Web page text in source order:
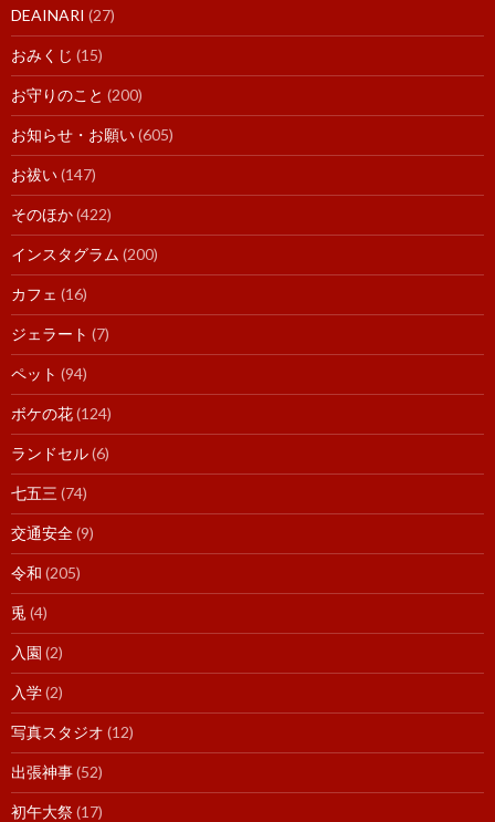
DEAINARI (27)
おみくじ (15)
お守りのこと (200)
お知らせ・お願い(605)
お祓い(147)
そのほか(422)
インスタグラム (200)
カフェ (16)
ジェラート (7)
ペット (94)
ボケの花(124)
ランドセル(6)
七五三 (74)
交通安全(9)
令和 (205)
兎 (4)
入園 (2)
入学(2)
写真スタジオ (12)
出張神事(52)
初午大祭(17)